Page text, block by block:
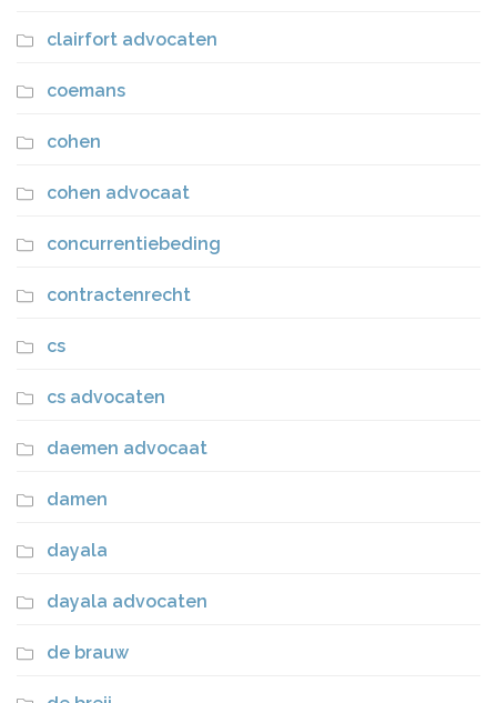
clairfort advocaten
coemans
cohen
cohen advocaat
concurrentiebeding
contractenrecht
cs
cs advocaten
daemen advocaat
damen
dayala
dayala advocaten
de brauw